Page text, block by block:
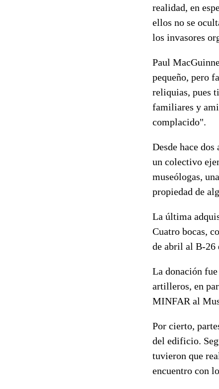
realidad, en
ellos no se
los invasores
Paul
pequeño, pero
reliquias, pues
familiares y
complacido".
Desde hace
un colectivo
museólogas,
propiedad de
La última
Cuatro bocas,
de abril al B-26
La donación
artilleros, en
MINFAR al
Por cierto,
del edificio.
tuvieron que
encuentro con